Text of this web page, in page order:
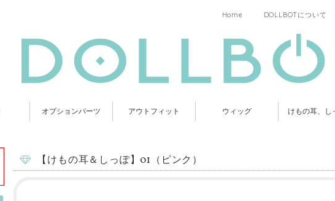
Home DOLLBOTについて
オプションパーツ アウトフィット ウィッグ けもの耳、し
【けもの耳＆しっぽ】01（ピンク）